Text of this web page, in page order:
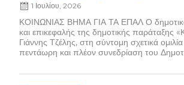
1 Ιουλίου, 2026
ΚΟΙΝΩΝΙΑΣ ΒΗΜΑ ΓΙΑ ΤΑ ΕΠΑΛ Ο
και επικεφαλής της δημοτικής παράταξης
Γιάννης Τζέλης, στη σύντομη σχετικά
πεντάωρη και πλέον συνεδρίαση του